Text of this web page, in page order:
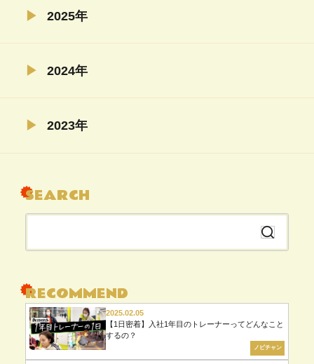
2025年
02月（4）
2024年
11月（5）
2023年
07月（6）
SEARCH
検
索
RECOMMEND
2025.02.05
【1日密着】入社1年目のトレーナーってどんなこと
するの？
ノビチャン